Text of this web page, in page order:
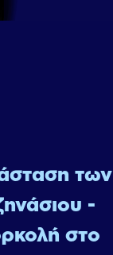
των
-
στο